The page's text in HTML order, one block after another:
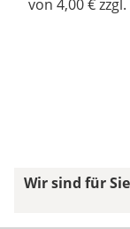
von 4,00 €
Wir sind für